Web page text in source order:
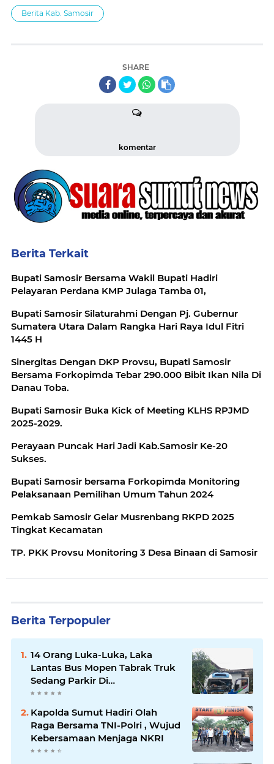
Berita Kab. Samosir
SHARE
komentar
Berita Terkait
Bupati Samosir Bersama Wakil Bupati Hadiri
Pelayaran Perdana KMP Julaga Tamba 01,
Bupati Samosir Silaturahmi Dengan Pj. Gubernur
Sumatera Utara Dalam Rangka Hari Raya Idul Fitri
1445 H
Sinergitas Dengan DKP Provsu, Bupati Samosir
Bersama Forkopimda Tebar 290.000 Bibit Ikan Nila Di
Danau Toba.
Bupati Samosir Buka Kick of Meeting KLHS RPJMD
2025-2029.
Perayaan Puncak Hari Jadi Kab.Samosir Ke-20
Sukses.
Bupati Samosir bersama Forkopimda Monitoring
Pelaksanaan Pemilihan Umum Tahun 2024
Pemkab Samosir Gelar Musrenbang RKPD 2025
Tingkat Kecamatan
TP. PKK Provsu Monitoring 3 Desa Binaan di Samosir
Berita Terpopuler
14 Orang Luka-Luka, Laka
Lantas Bus Mopen Tabrak Truk
Sedang Parkir Di
Siborongborong
Kapolda Sumut Hadiri Olah
Raga Bersama TNI-Polri , Wujud
Kebersamaan Menjaga NKRI